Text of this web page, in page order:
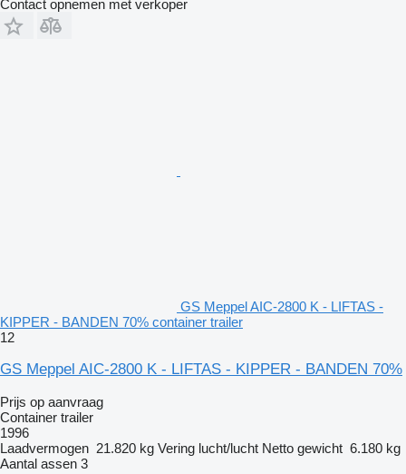
Contact opnemen met verkoper
GS Meppel AIC-2800 K - LIFTAS -
KIPPER - BANDEN 70% container trailer
12
GS Meppel AIC-2800 K - LIFTAS - KIPPER - BANDEN 70%
Prijs op aanvraag
Container trailer
1996
Laadvermogen 21.820 kg Vering lucht/lucht Netto gewicht 6.180 kg
Aantal assen 3